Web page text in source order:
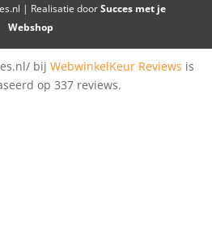
| Realisatie doorSucces met je
Webshop
bij WebwinkelKeur Reviews is
op 337 reviews.